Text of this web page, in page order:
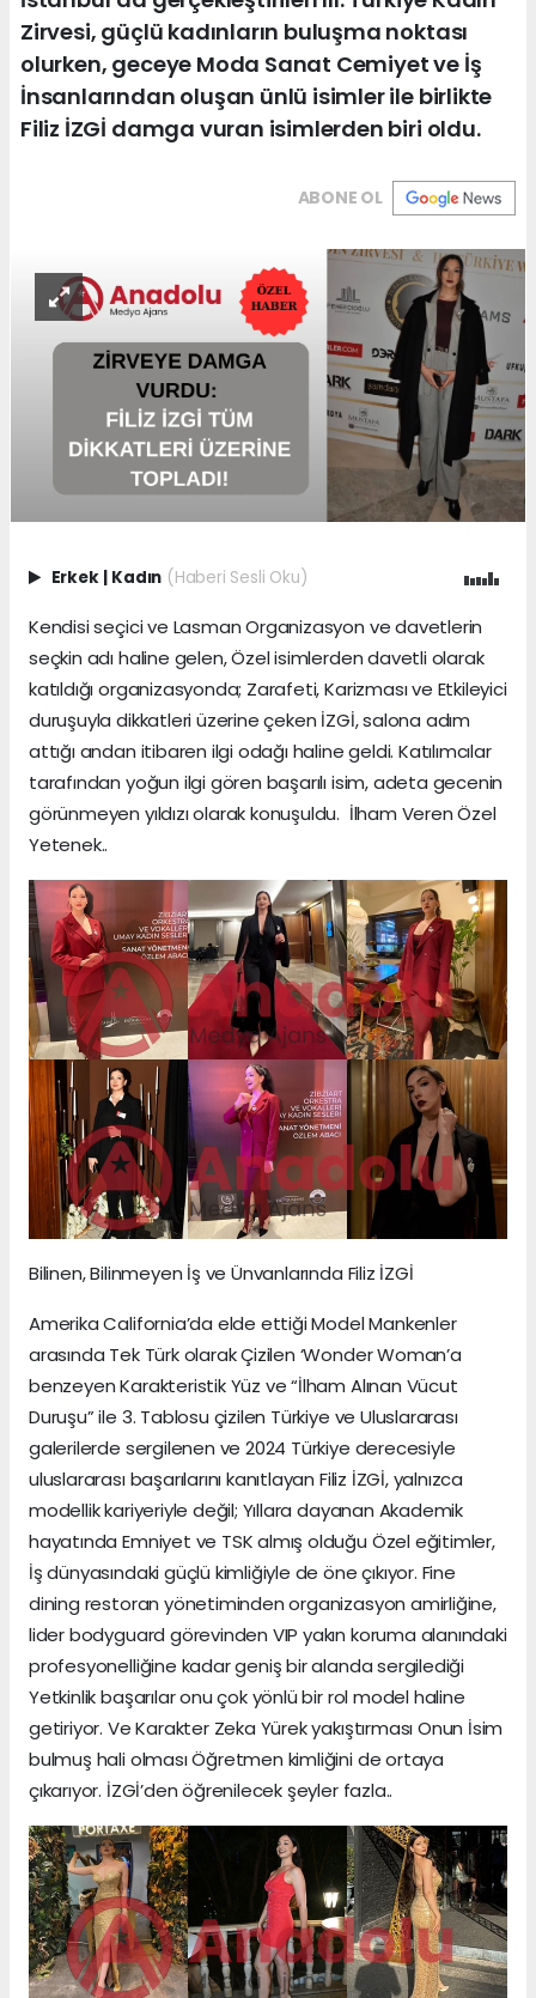
Zirvesi, güçlü kadınların buluşma noktası
olurken, geceye Moda Sanat Cemiyet ve İş
İnsanlarından oluşan ünlü isimler ile birlikte
Filiz İZGİ damga vuran isimlerden biri oldu.
ABONE OL
Erkek | Kadın (Haberi Sesli Oku)
Kendisi seçici ve Lasman Organizasyon ve davetlerin
seçkin adı haline gelen, Özel isimlerden davetli olarak
katıldığı organizasyonda; Zarafeti, Karizması ve Etkileyici
duruşuyla dikkatleri üzerine çeken İZGİ, salona adım
attığı andan itibaren ilgi odağı haline geldi. Katılımcılar
tarafından yoğun ilgi gören başarılı isim, adeta gecenin
görünmeyen yıldızı olarak konuşuldu. İlham Veren Özel
Yetenek..
Bilinen, Bilinmeyen İş ve Ünvanlarında Filiz İZGİ
Amerika California’da elde ettiği Model Mankenler
arasında Tek Türk olarak Çizilen ‘Wonder Woman’a
benzeyen Karakteristik Yüz ve “İlham Alınan Vücut
Duruşu” ile 3. Tablosu çizilen Türkiye ve Uluslararası
galerilerde sergilenen ve 2024 Türkiye derecesiyle
uluslararası başarılarını kanıtlayan Filiz İZGİ, yalnızca
modellik kariyeriyle değil; Yıllara dayanan Akademik
hayatında Emniyet ve TSK almış olduğu Özel eğitimler,
İş dünyasındaki güçlü kimliğiyle de öne çıkıyor. Fine
dining restoran yönetiminden organizasyon amirliğine,
lider bodyguard görevinden VIP yakın koruma alanındaki
profesyonelliğine kadar geniş bir alanda sergilediği
Yetkinlik başarılar onu çok yönlü bir rol model haline
getiriyor. Ve Karakter Zeka Yürek yakıştırması Onun İsim
bulmuş hali olması Öğretmen kimliğini de ortaya
çıkarıyor. İZGİ’den öğrenilecek şeyler fazla..